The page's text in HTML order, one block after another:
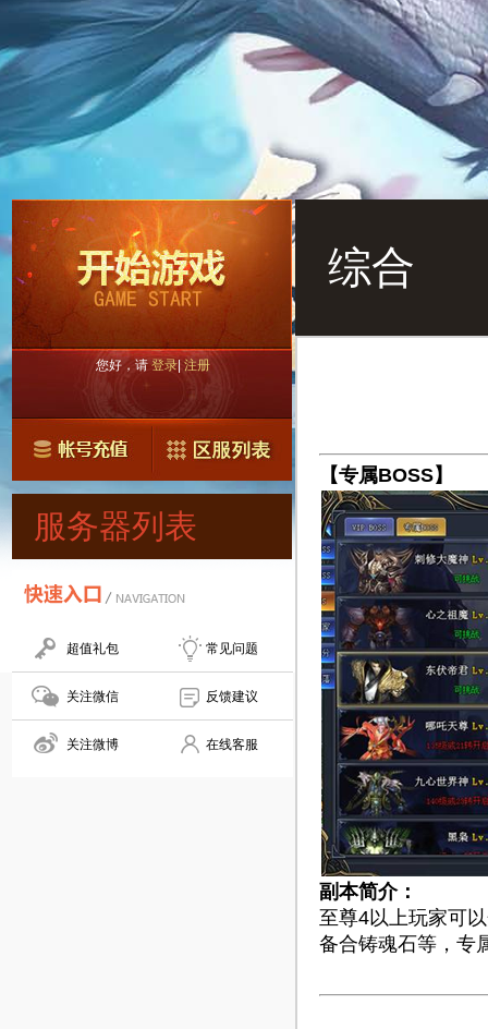
您好，请登录|注册
服务器列表
超值礼包 常见问题
关注微信 反馈建议
关注微博 在线客服
综合
【专属BOSS】
副本简介：
至尊4以上玩家可
备合铸魂石等，专